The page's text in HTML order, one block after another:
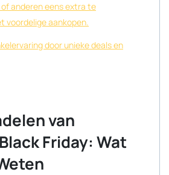
of anderen eens extra te
voordelige aankopen.
door unieke deals en
van
Friday: Wat